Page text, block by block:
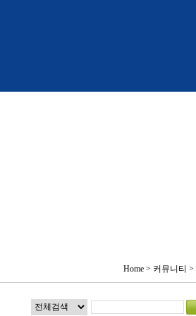
Home > 커뮤니티 >